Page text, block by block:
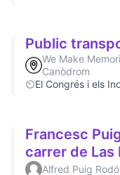
Public
We Make
Canòdrom
El Congrés i els
Francesc
carrer de Las
Alfred Puig Rodó